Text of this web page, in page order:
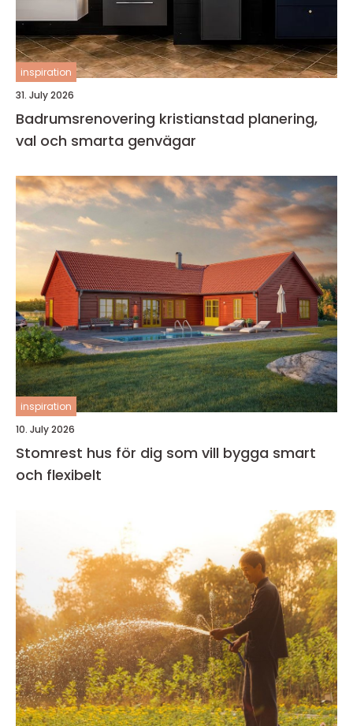
inspiration
31. July 2026
Badrumsrenovering kristianstad planering,
val och smarta genvägar
inspiration
10. July 2026
Stomrest hus för dig som vill bygga smart
och flexibelt